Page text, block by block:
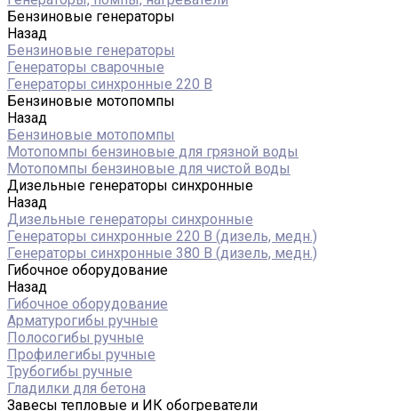
Бензиновые генераторы
Назад
Бензиновые генераторы
Генераторы сварочные
Генераторы синхронные 220 В
Бензиновые мотопомпы
Назад
Бензиновые мотопомпы
Мотопомпы бензиновые для грязной воды
Мотопомпы бензиновые для чистой воды
Дизельные генераторы синхронные
Назад
Дизельные генераторы синхронные
Генераторы синхронные 220 В (дизель, медн.)
Генераторы синхронные 380 В (дизель, медн.)
Гибочное оборудование
Назад
Гибочное оборудование
Арматурогибы ручные
Полосогибы ручные
Профилегибы ручные
Трубогибы ручные
Гладилки для бетона
Завесы тепловые и ИК обогреватели